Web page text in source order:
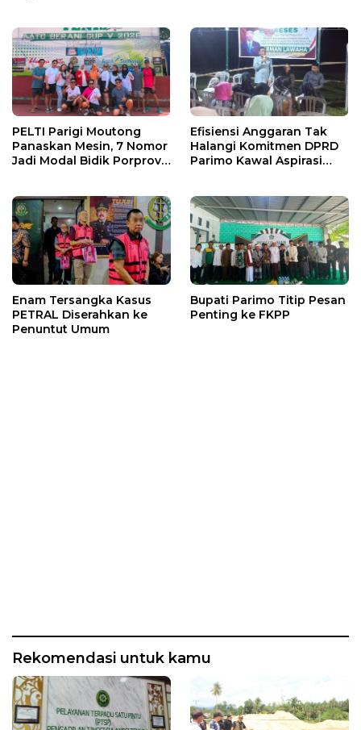
PELTI Parigi Moutong
Panaskan Mesin, 7 Nomor
Jadi Modal Bidik Porprov
Efisiensi Anggaran Tak
Halangi Komitmen DPRD
Parimo Kawal Aspirasi
Enam Tersangka Kasus
PETRAL Diserahkan ke
Penuntut Umum
Bupati Parimo Titip Pesan
Penting ke FKPP
Rekomendasi untuk kamu